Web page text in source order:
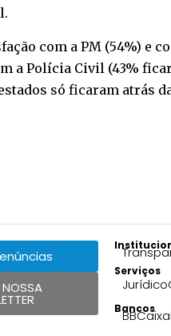
com a PM (54%) e
a Polícia Civil (43%
só ficaram atrás
NOSSA
Serviços
Jurídico
Bancos
BBCaixa